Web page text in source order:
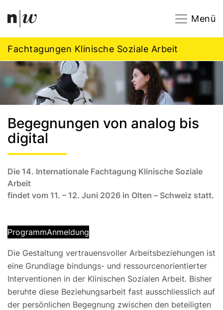
Navigation
Menü
Fachtagungen Klinische Soziale Arbeit
Begegnungen von analog bis
digital
Die 14. Internationale Fachtagung Klinische Soziale
Arbeit
findet vom 11. – 12. Juni 2026 in Olten – Schweiz statt.
ProgrammAnmeldung
Die Gestaltung vertrauensvoller Arbeitsbeziehungen ist
eine Grundlage bindungs- und ressourcenorientierter
Interventionen in der Klinischen Sozialen Arbeit. Bisher
beruhte diese Beziehungsarbeit fast ausschliesslich auf
der persönlichen Begegnung zwischen den beteiligten
Footer